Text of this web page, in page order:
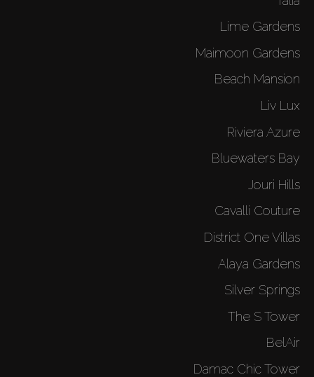
Lime Gardens
Maimoon Gardens
Beach Mansion
Liv Lux
Riviera Azure
Bluewaters Bay
Jouri Hills
Cavalli Couture
District One Villas
Alaya Gardens
Silver Springs
The S Tower
BelAir
Damac Chic Tower